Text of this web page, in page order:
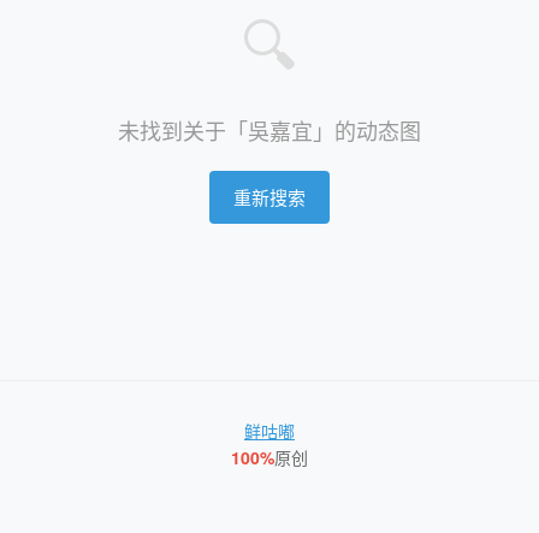
🔍
未找到关于「吳嘉宜」的动态图
重新搜索
鲜咕嘟
100%原创